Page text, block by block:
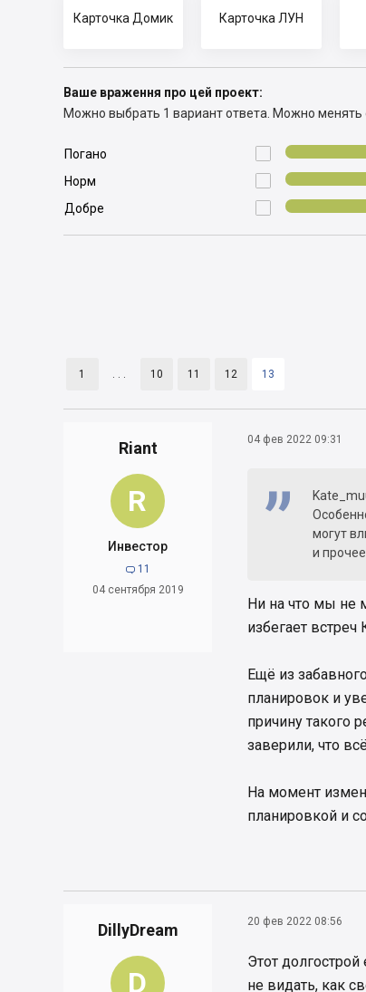
Карточка Домик Карточка ЛУН
Ваше враження про цей проект:
Можно выбрать 1 вариант ответа. Можно менять

Погано

Норм

Добре
1 . . . 10 11 12 13
Riant
R
Инвестор
 11
04 сентября 2019
04 фев 2022 09:31
могут
и прочее
Ни на что мы не
избегает встреч
Ещё из
планировок и
причину такого
заверили, что
На момент
планировкой и
DillyDream
D
20 фев 2022 08:56
Этот
не видать, как